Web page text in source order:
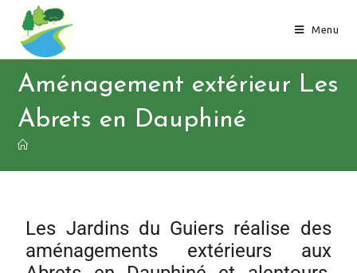
Menu
Aménagement extérieur Les
Abrets en Dauphiné
Les Jardins du Guiers réalise des
aménagements extérieurs aux